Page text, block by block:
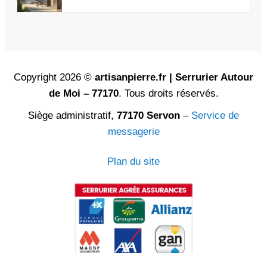
Copyright 2026 © artisanpierre.fr | Serrurier Autour
de Moi – 77170. Tous droits réservés.
Siège administratif, 77170 Servon – Service de
messagerie
Plan du site